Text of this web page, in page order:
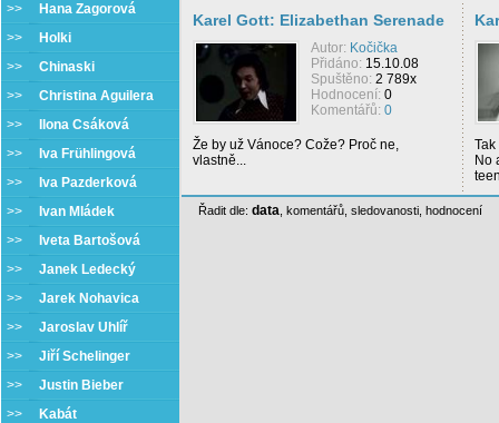
>>
Hana Zagorová
>>
Holki
>> Chinaski
>> Christina Aguilera
>>
Ilona Csáková
>>
Iva Frühlingová
>>
Iva Pazderková
>>
Ivan Mládek
>>
Iveta Bartošová
>> Janek Ledecký
>> Jarek Nohavica
>> Jaroslav Uhlíř
>> Jiří Schelinger
>> Justin Bieber
>>
Kabát
Karel Gott: Elizabethan Serenade
Autor: Kočička
Přidáno: 15.10.08
Spuštěno: 2 789x
Hodnocení: 0
Komentářů: 0
Že by už Vánoce? Cože? Proč ne,
vlastně...
No
Řadit dle: data komentářů sledovanosti hodnocení